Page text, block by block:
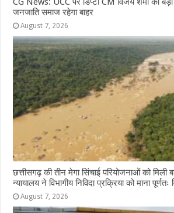
जनजाति समाज रहेगा बाहर
August 7, 2026
छत्तीसगढ़ की तीन मेगा सिंचाई परियोजनाओं को मिली
न्यायालय ने विभागीय निविदा प्रक्रिया को माना पूर्णतः
August 7, 2026